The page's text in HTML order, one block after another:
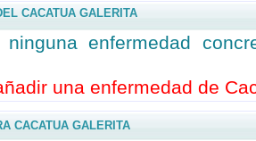
CACATUA GALERITA
enfermedad
una enfermedad de
CACATUA GALERITA